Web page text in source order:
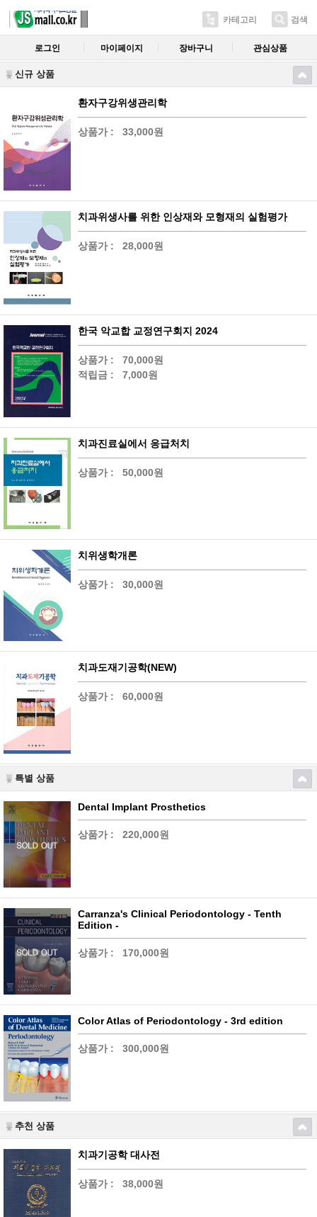
카테고리 검색
로그인 마이페이지 장바구니 관심상품
신규 상품
환자구강위생관리학
상품가 : 33,000원
치과위생사를 위한 인상재와 모형재의 실험평가
상품가 : 28,000원
한국 악교합 교정연구회지 2024
상품가 :
70,000원
적립금 :
7,000원
치과진료실에서 응급처치
상품가 : 50,000원
치위생학개론
상품가 : 30,000원
치과도재기공학(NEW)
상품가 : 60,000원
특별 상품
Dental Implant Prosthetics
상품가 : 220,000원
Carranza's Clinical Periodontology - Tenth
Edition -
상품가 : 170,000원
Color Atlas of Periodontology - 3rd edition
상품가 : 300,000원
추천 상품
치과기공학 대사전
상품가 : 38,000원